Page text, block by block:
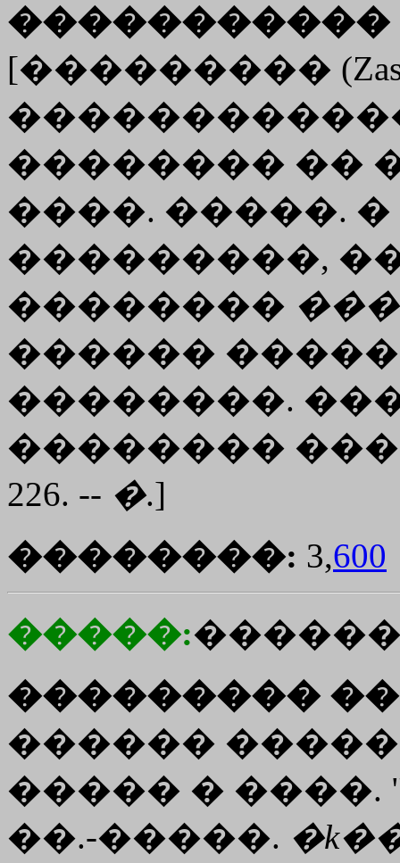
�����������
[���������
�������� �� �.-
����. �����.
���������,
�������� ���
������
��������.
��������
226. -- �.]
��������: 3,600
�����:
���������
������
����� � ����.
��.-�����. �